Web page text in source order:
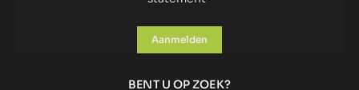
BENT U OP ZOEK?